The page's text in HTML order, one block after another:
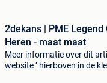
2dekans | PME
Heren - maat maat
Meer informatie over dit
website ’ hierboven in de